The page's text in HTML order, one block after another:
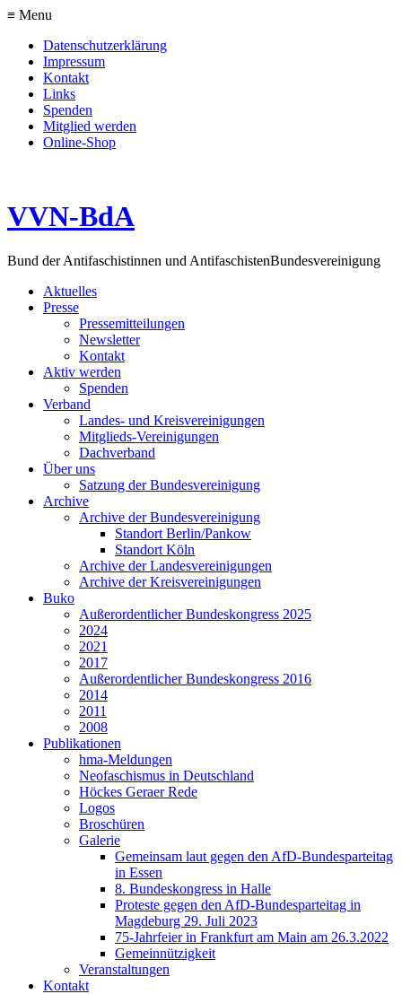
≡ Menu
Datenschutzerklärung
Impressum
Kontakt
Links
Spenden
Mitglied werden
Online-Shop
VVN-BdA
Bund der Antifaschistinnen und AntifaschistenBundesvereinigung
Aktuelles
Presse
Pressemitteilungen
Newsletter
Kontakt
Aktiv werden
Spenden
Verband
Landes- und Kreisvereinigungen
Mitglieds-Vereinigungen
Dachverband
Über uns
Satzung der Bundesvereinigung
Archive
Archive der Bundesvereinigung
Standort Berlin/Pankow
Standort Köln
Archive der Landesvereinigungen
Archive der Kreisvereinigungen
Buko
Außerordentlicher Bundeskongress 2025
2024
2021
2017
Außerordentlicher Bundeskongress 2016
2014
2011
2008
Publikationen
hma-Meldungen
Neofaschismus in Deutschland
Höckes Geraer Rede
Logos
Broschüren
Galerie
Gemeinsam laut gegen den AfD-Bundesparteitag
in Essen
8. Bundeskongress in Halle
Proteste gegen den AfD-Bundesparteitag in
Magdeburg 29. Juli 2023
75-Jahrfeier in Frankfurt am Main am 26.3.2022
Gemeinnützigkeit
Veranstaltungen
Kontakt